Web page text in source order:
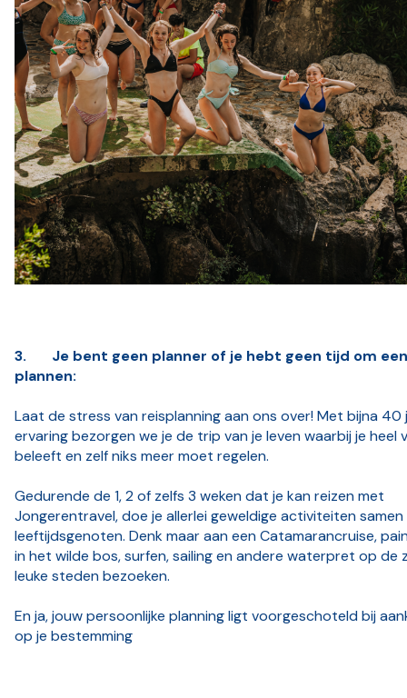
3. Je bent geen planner of je hebt geen tijd om
plannen:
Laat de stress van reisplanning aan ons over! Met bijna 40
ervaring bezorgen we je de trip van je leven waarbij je heel
beleeft en zelf niks meer moet regelen.
Gedurende de 1, 2 of zelfs 3 weken dat je kan reizen met
Jongerentravel, doe je allerlei geweldige activiteiten
leeftijdsgenoten. Denk maar aan een Catamarancruise,
in het wilde bos, surfen, sailing en andere waterpret op de
leuke steden bezoeken.
En ja, jouw persoonlijke planning ligt voorgeschoteld bij
op je bestemming